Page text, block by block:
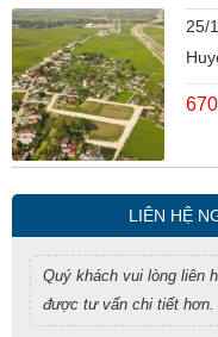
25/
LIÊN HỆ
Quý khách vui lòng liên
được tư vấn chi tiết hơn.